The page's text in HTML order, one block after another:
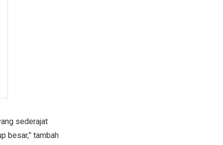
sederajat
besar,” tambah